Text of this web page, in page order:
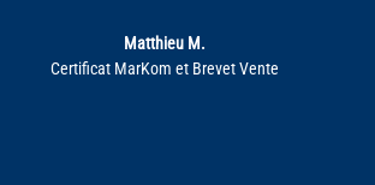
Matthieu M.
Certificat MarKom et Brevet Vente